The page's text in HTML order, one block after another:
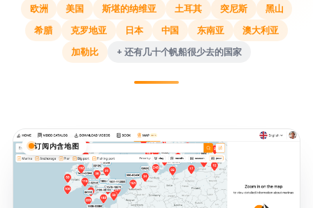
欧洲 美国 斯堪的纳维亚 土耳其 突尼斯
黑山
希腊
克罗地亚 日本 中国 东南亚
澳大利亚
加勒比
+ 还有几十个帆船很少去的国家
订阅内含地图